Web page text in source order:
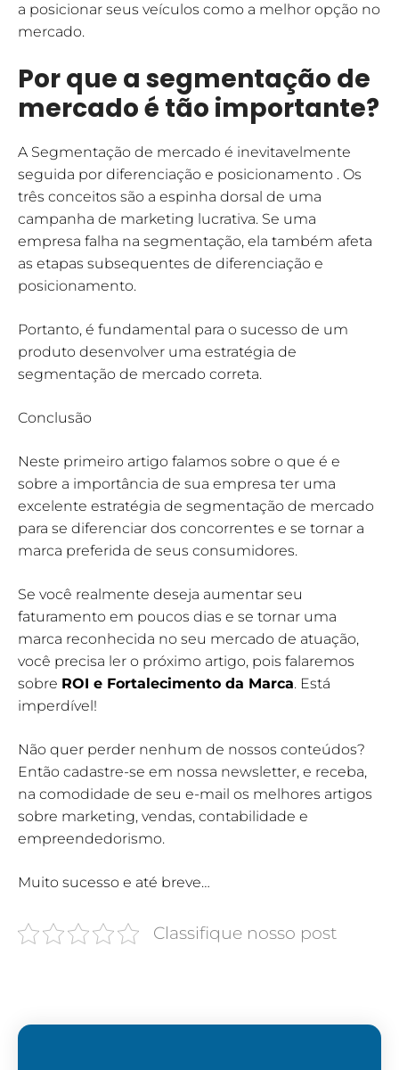
a posicionar seus veículos como a melhor opção no
mercado.
Por que a segmentação de
mercado é tão importante?
A Segmentação de mercado é inevitavelmente
seguida por diferenciação e posicionamento . Os
três conceitos são a espinha dorsal de uma
campanha de marketing lucrativa. Se uma
empresa falha na segmentação, ela também afeta
as etapas subsequentes de diferenciação e
posicionamento.
Portanto, é fundamental para o sucesso de um
produto desenvolver uma estratégia de
segmentação de mercado correta.
Conclusão
Neste primeiro artigo falamos sobre o que é e
sobre a importância de sua empresa ter uma
excelente estratégia de segmentação de mercado
para se diferenciar dos concorrentes e se tornar a
marca preferida de seus consumidores.
Se você realmente deseja aumentar seu
faturamento em poucos dias e se tornar uma
marca reconhecida no seu mercado de atuação,
você precisa ler o próximo artigo, pois falaremos
sobre ROI e Fortalecimento da Marca. Está
imperdível!
Não quer perder nenhum de nossos conteúdos?
Então cadastre-se em nossa newsletter, e receba,
na comodidade de seu e-mail os melhores artigos
sobre marketing, vendas, contabilidade e
empreendedorismo.
Muito sucesso e até breve…
Classifique nosso post